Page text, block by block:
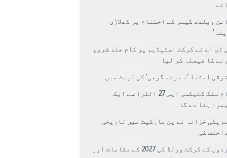
ویلتھ گیمز کے اختتام پر کھلاڑی
ڈی اے نے کرکٹ اسٹیڈیم پر کام جلد شروع
کا فیصلہ کر لیا
ایشیا ‘بے رحم گرمی’ کی لپیٹ میں
سام سنگ گلیکسی ایس 27 الٹرا سے ایک
ہٹا دے گا.
خزانہ نے ین مارکیٹ میں تاریخی
کی
مردوں کے کرکٹ ورلڈ کپ 2027 کے مقامات اور